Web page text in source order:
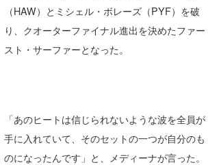
（HAW）とミシェル・ボレーズ（PYF）を破
り、クオーターファイナル進出を決めたファー
スト・サーファーとなった。
「あのヒートは信じられないような波を全員が
手に入れていて、そのセットの一つが自分のも
のになったんです」と、メディーナが言った。